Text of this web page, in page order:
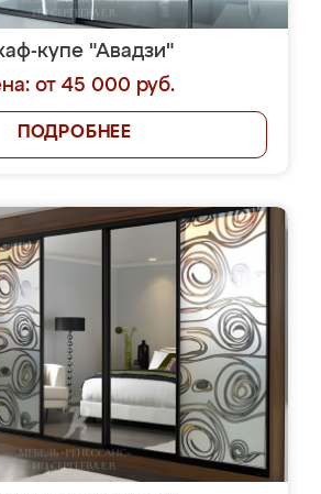
купе "Авадзи"
от 45 000 руб.
ПОДРОБНЕЕ